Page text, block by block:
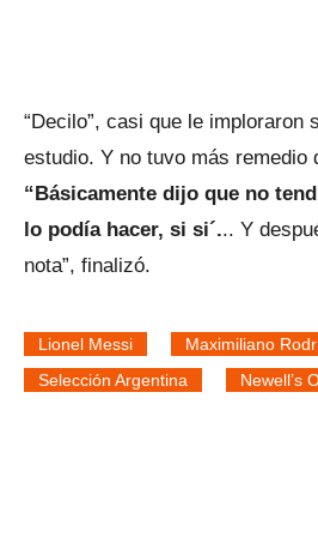
“Decilo”, casi que le imploraron
estudio. Y no tuvo más remedio
“Básicamente dijo que no
lo podía hacer, si si´... Y
nota”, finalizó.
Lionel Messi
Maximiliano
Selección Argentina
Newell’s